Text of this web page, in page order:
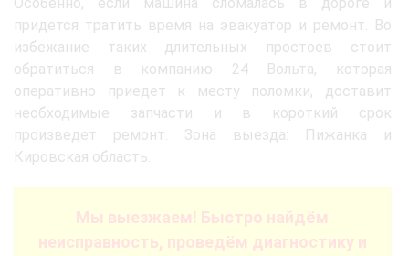
придется тратить время на эвакуатор и ремонт. Во
избежание таких длительных простоев стоит
обратиться в компанию 24 Вольта, которая
оперативно приедет к месту поломки, доставит
необходимые запчасти и в короткий срок
произведет ремонт. Зона выезда: Пижанка и
Кировская область.
Мы выезжаем! Быстро найдём
неисправность, проведём диагностику и